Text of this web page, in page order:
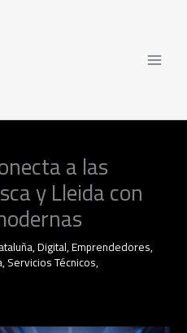
a las
y Lleida con
,Digital,Emprendedores,
,Servicios Técnicos,